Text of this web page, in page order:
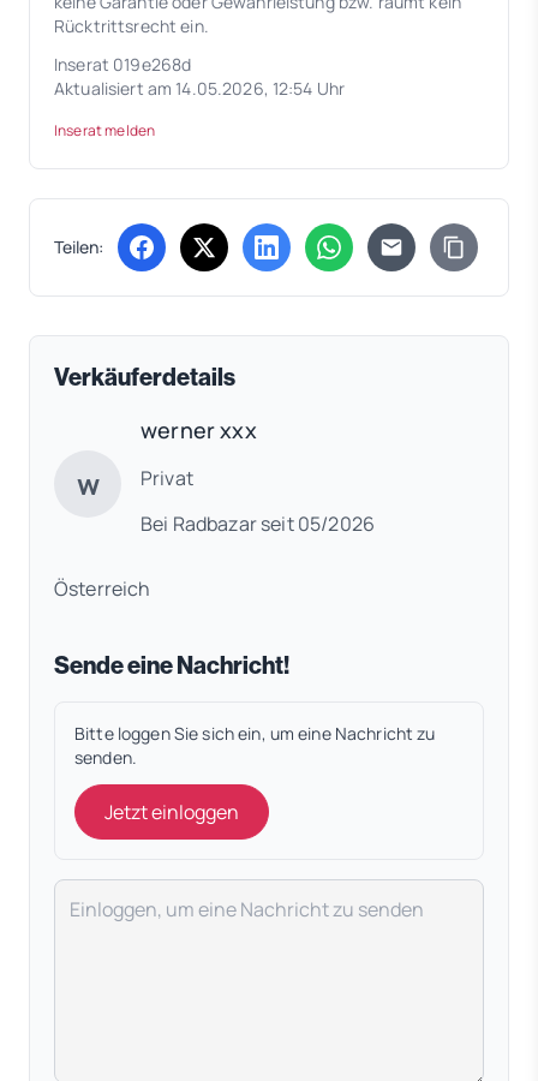
Rücktrittsrecht ein.
Inserat 019e268d
Aktualisiert am 14.05.2026, 12:54 Uhr
Inserat melden
Teilen: (öffnet in neuem Tab)
(öffnet in neuem Tab)
(öffnet in neuem Tab)
(öffnet in neuem Tab)
Verkäuferdetails
w
werner xxx
Privat
Bei Radbazar seit 05/2026
Österreich
Sende eine Nachricht!
Bitte loggen Sie sich ein, um eine Nachricht zu
senden.
Jetzt einloggen
Deine Nachricht